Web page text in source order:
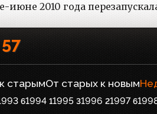
июне 2010 года
57
старымОт старых к новым
61994 11995 31996 21997 6